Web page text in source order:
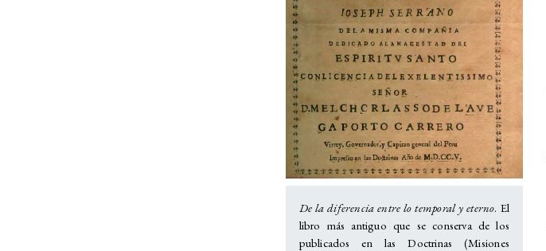
De la diferencia entre lo temporal y eterno. El
libro más antiguo que se conserva de los
publicados en las Doctrinas (Misiones